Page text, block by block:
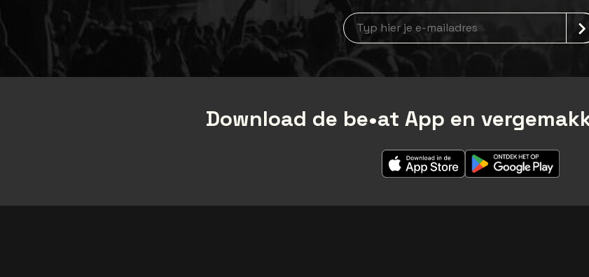
Nieuwsbrief aanmelding
Download de be•at App en